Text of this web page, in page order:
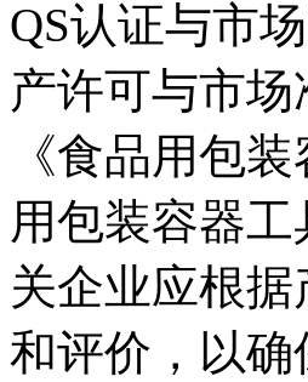
QS认证与市
产许可与市
《食品用包
用包装容器
关企业应根
和评价，以